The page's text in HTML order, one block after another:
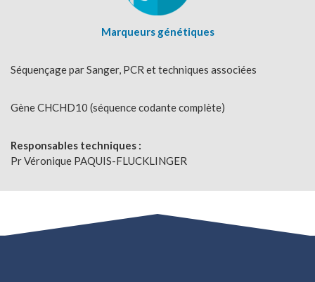
Marqueurs génétiques
Séquençage par Sanger, PCR et techniques associées
Gène CHCHD10 (séquence codante complète)
Responsables techniques :
Pr Véronique PAQUIS-FLUCKLINGER